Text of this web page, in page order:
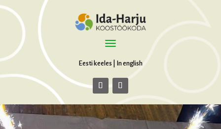
Eesti keeles In english